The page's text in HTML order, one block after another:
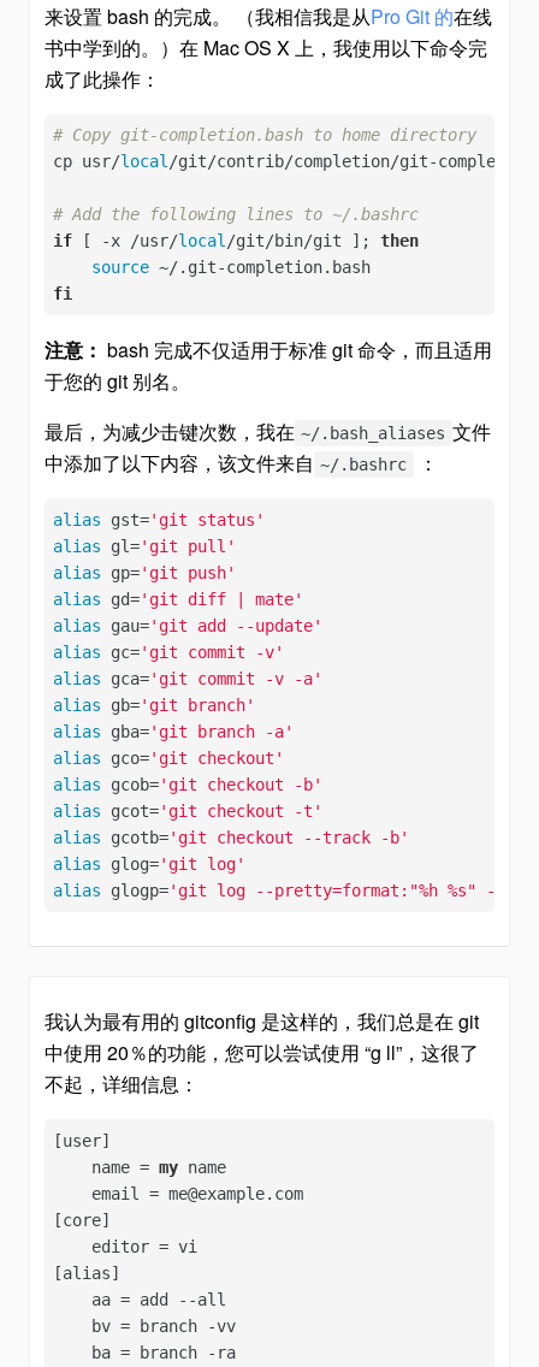
来设置 bash 的完成。 （我相信我是从Pro Git 的在线
书中学到的。）在 Mac OS X 上，我使用以下命令完
成了此操作：
# Copy git-completion.bash to home directory
cp usr/local/git/contrib/completion/git-
# Add the following lines to ~/.bashrc
if [ -x /usr/local/git/bin/git ]; then
source
~/.git-completion.bash
fi
注意： bash 完成不仅适用于标准 git 命令，而且适用
于您的 git 别名。
最后，为减少击键次数，我在 ~/.bash_aliases 文件
中添加了以下内容，该文件来自 ~/.bashrc ：
alias gst='git status'
alias gl='git pull'
alias gp='git push'
alias gd='git diff | mate'
alias gau='git add --update'
alias gc='git commit -v'
alias gca='git commit -v -a'
alias gb='git branch'
alias gba='git branch -a'
alias gco='git checkout'
alias gcob='git checkout -b'
alias gcot='git checkout -t'
alias gcotb='git checkout --track -b'
alias glog='git log'
alias glogp='git log --pretty=format:"%h %s" --
我认为最有用的 gitconfig 是这样的，我们总是在 git
中使用 20％的功能，您可以尝试使用 “g ll”，这很了
不起，详细信息：
[user]
    name =
my name
    email = me@example.com
[core]
    editor = vi
[alias]
    aa = add --all
    bv = branch -vv
    ba = branch -ra